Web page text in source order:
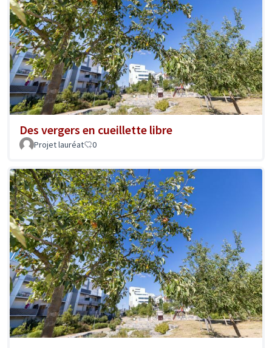
Des vergers en cueillette libre
Projet lauréat 0